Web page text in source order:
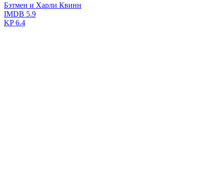
Бэтмен и Харли Квинн
IMDB 5.9
KP6.4